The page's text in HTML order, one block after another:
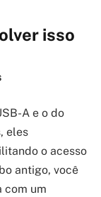
isso
A e o do
eles
o acesso
antigo, você
com um